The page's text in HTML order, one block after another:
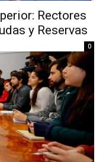
Rectores
y Reservas
0